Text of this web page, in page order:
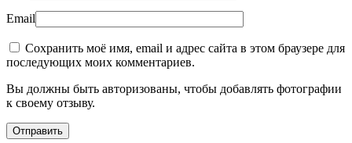
Email
Сохранить моё имя, email и адрес сайта в этом браузере для
последующих моих комментариев.
Вы должны быть авторизованы, чтобы добавлять фотографии
к своему отзыву.